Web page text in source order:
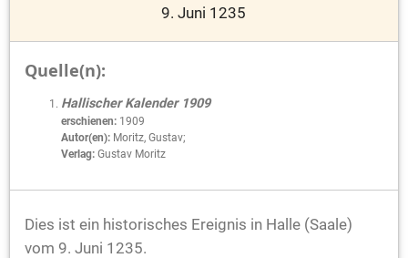
9. Juni 1235
Quelle(n):
Hallischer Kalender 1909
erschienen: 1909
Autor(en): Moritz, Gustav;
Verlag: Gustav Moritz
Dies ist ein historisches Ereignis in Halle (Saale)
vom 9. Juni 1235.